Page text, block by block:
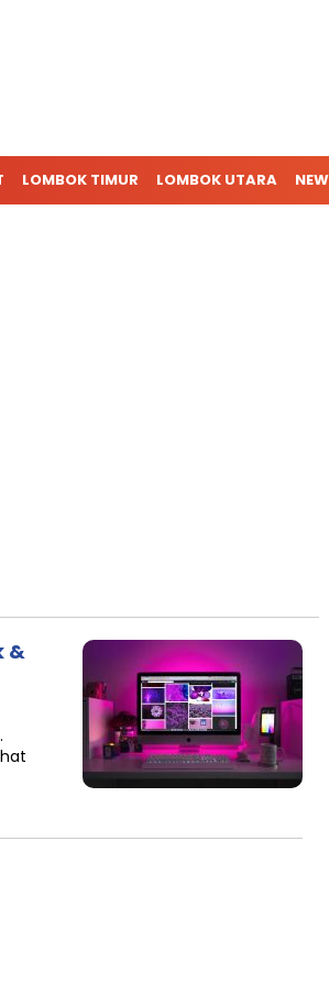
LOMBOK TIMUR LOMBOK UTARA
&